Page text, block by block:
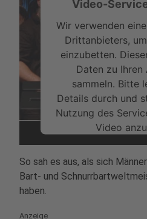
Video-
Wir verwenden
Drittanbieters,
einzubetten.
Daten zu
sammeln. Bitte
Details durch und
Nutzung des
Video
So sah es aus, als sich
Bart- und
haben.
Anzeige